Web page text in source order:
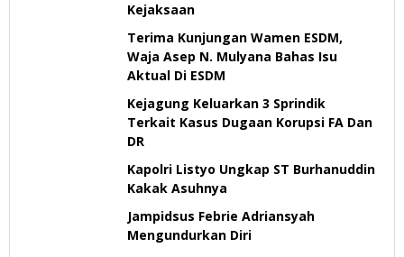
Kejaksaan
Terima Kunjungan Wamen ESDM,
Waja Asep N. Mulyana Bahas Isu
Aktual Di ESDM
Kejagung Keluarkan 3 Sprindik
Terkait Kasus Dugaan Korupsi FA Dan
DR
Kapolri Listyo Ungkap ST Burhanuddin
Kakak Asuhnya
Jampidsus Febrie Adriansyah
Mengundurkan Diri